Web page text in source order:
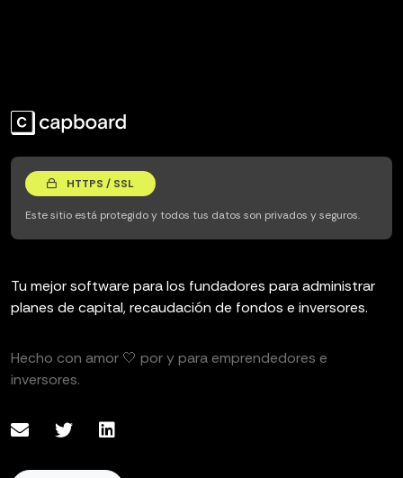
HTTPS / SSL
Este sitio está protegido y todos tus datos son privados y seguros.
Tu mejor software para los fundadores para administrar
planes de capital, recaudación de fondos e inversores.
Hecho con amor 🤍 por y para emprendedores e
inversores.